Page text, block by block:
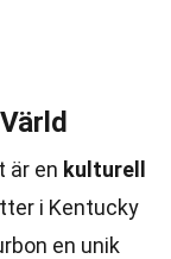
är en kulturell
i Kentucky
en unik